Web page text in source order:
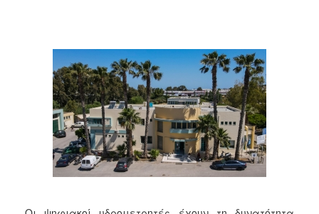
2011
2010
2006